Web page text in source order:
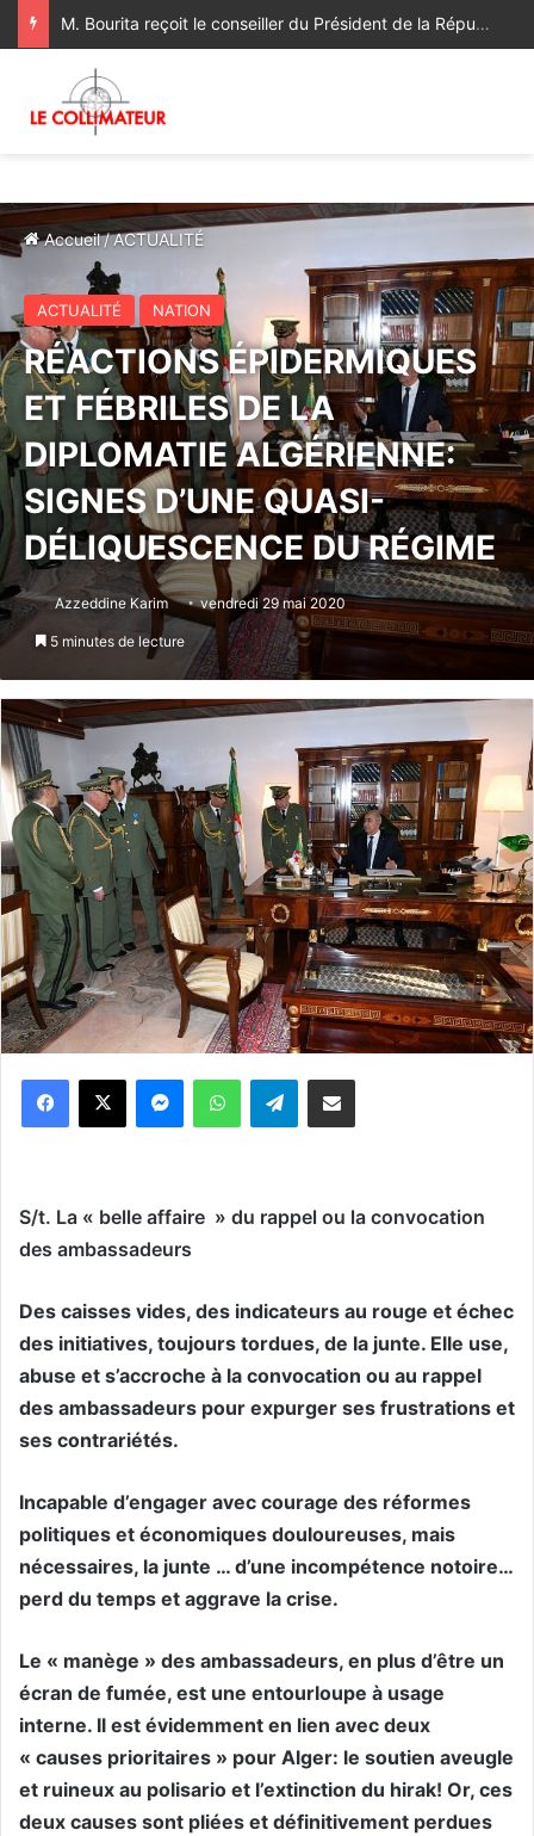
M. Bourita reçoit le conseiller du Président de la République de Roumanie, porteur d’un message adressé à SM le Roi
Accueil/ACTUALITÉ
ACTUALITÉ NATION
RÉACTIONS ÉPIDERMIQUES
ET FÉBRILES DE LA
DIPLOMATIE ALGÉRIENNE:
SIGNES D’UNE QUASI-
DÉLIQUESCENCE DU RÉGIME
Azzeddine Karim vendredi 29 mai 2020
5 minutes de lecture
WhatsApp Telegram
S/t. La « belle affaire » du rappel ou la convocation
des ambassadeurs
Des caisses vides, des indicateurs au rouge et échec
des initiatives, toujours tordues, de la junte. Elle use,
abuse et s’accroche à la convocation ou au rappel
des ambassadeurs pour expurger ses frustrations et
ses contrariétés.
Incapable d’engager avec courage des réformes
politiques et économiques douloureuses, mais
nécessaires, la junte … d’une incompétence notoire…
perd du temps et aggrave la crise.
Le « manège » des ambassadeurs, en plus d’être un
écran de fumée, est une entourloupe à usage
interne. Il est évidemment en lien avec deux
« causes prioritaires » pour Alger: le soutien aveugle
et ruineux au polisario et l’extinction du hirak! Or, ces
deux causes sont pliées et définitivement perdues